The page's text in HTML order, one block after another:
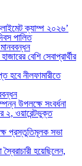
ক্যাম্প ২০২৬’
পালিত
বেশি সেবাপ্রার্থীর
নীলফামারীতে
উপলক্ষে সংবর্ধনা
২, ওয়ারেন্টভুক্ত
প্রস্তুতিমূলক সভা
হয়েছিলেন,